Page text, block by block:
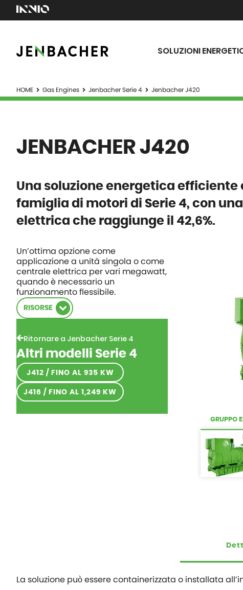
SOLUZIONI
HOME Gas Engines Jenbacher Serie 4 Jenbacher J420
JENBACHER J420
Una soluzione energetica efficiente
famiglia di motori di Serie 4, con
elettrica che raggiunge il 42,6%.
Un’ottima opzione come
applicazione a unità singola o come
centrale elettrica per vari megawatt,
quando è necessario un
funzionamento flessibile.
RISORSE
Ritornare a Jenbacher Serie 4
Altri modelli Serie 4
J412 / FINO AL 935 KW
J416 / FINO AL 1,249 KW
GRUPPO
La soluzione può essere containerizzata o installata